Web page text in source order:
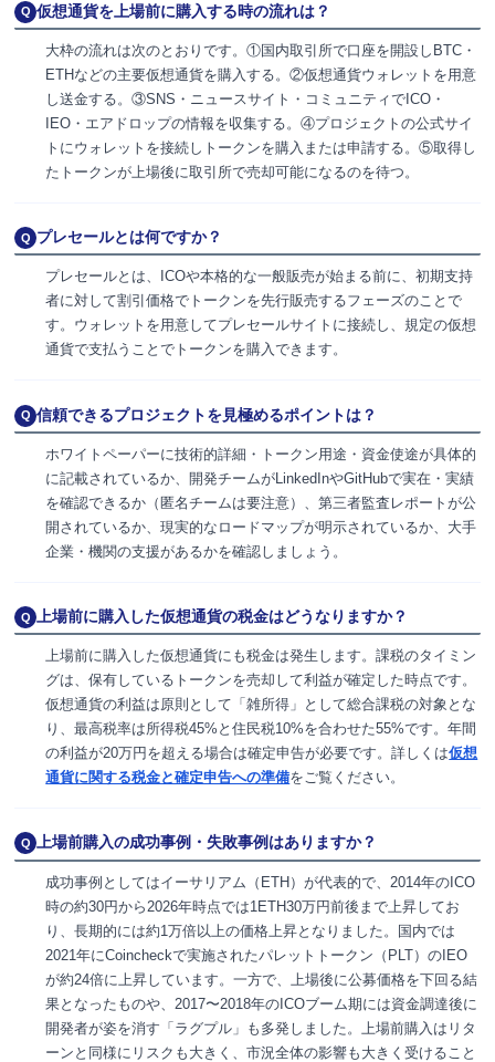
Q 仮想通貨を上場前に購入する時の流れは？
大枠の流れは次のとおりです。①国内取引所で口座を開設しBTC・
ETHなどの主要仮想通貨を購入する。②仮想通貨ウォレットを用意
し送金する。③SNS・ニュースサイト・コミュニティでICO・
IEO・エアドロップの情報を収集する。④プロジェクトの公式サイ
トにウォレットを接続しトークンを購入または申請する。⑤取得し
たトークンが上場後に取引所で売却可能になるのを待つ。
Q プレセールとは何ですか？
プレセールとは、ICOや本格的な一般販売が始まる前に、初期支持
者に対して割引価格でトークンを先行販売するフェーズのことで
す。ウォレットを用意してプレセールサイトに接続し、規定の仮想
通貨で支払うことでトークンを購入できます。
Q 信頼できるプロジェクトを見極めるポイントは？
ホワイトペーパーに技術的詳細・トークン用途・資金使途が具体的
に記載されているか、開発チームがLinkedInやGitHubで実在・実績
を確認できるか（匿名チームは要注意）、第三者監査レポートが公
開されているか、現実的なロードマップが明示されているか、大手
企業・機関の支援があるかを確認しましょう。
Q 上場前に購入した仮想通貨の税金はどうなりますか？
上場前に購入した仮想通貨にも税金は発生します。課税のタイミン
グは、保有しているトークンを売却して利益が確定した時点です。
仮想通貨の利益は原則として「雑所得」として総合課税の対象とな
り、最高税率は所得税45%と住民税10%を合わせた55%です。年間
の利益が20万円を超える場合は確定申告が必要です。詳しくは仮想
通貨に関する税金と確定申告への準備をご覧ください。
Q 上場前購入の成功事例・失敗事例はありますか？
成功事例としてはイーサリアム（ETH）が代表的で、2014年のICO
時の約30円から2026年時点では1ETH30万円前後まで上昇してお
り、長期的には約1万倍以上の価格上昇となりました。国内では
2021年にCoincheckで実施されたパレットトークン（PLT）のIEO
が約24倍に上昇しています。一方で、上場後に公募価格を下回る結
果となったものや、2017〜2018年のICOブーム期には資金調達後に
開発者が姿を消す「ラグプル」も多発しました。上場前購入はリタ
ーンと同様にリスクも大きく、市況全体の影響も大きく受けること